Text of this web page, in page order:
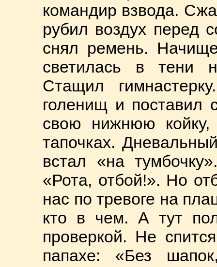
командир взвода.
рубил воздух перед
снял ремень.
светилась в тени
Стащил
голенищ и поставил
свою нижнюю койку,
тапочках.
встал «на
«Рота, отбой!». Но
нас по тревоге на
кто в чем. А тут
проверкой. Не
папахе: «Без